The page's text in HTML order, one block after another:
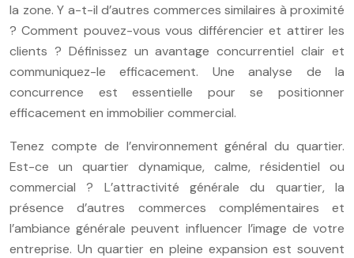
la zone. Y a-t-il d’autres commerces similaires à proximité
? Comment pouvez-vous vous différencier et attirer les
clients ? Définissez un avantage concurrentiel clair et
communiquez-le efficacement. Une analyse de la
concurrence est essentielle pour se positionner
efficacement en immobilier commercial.
Tenez compte de l’environnement général du quartier.
Est-ce un quartier dynamique, calme, résidentiel ou
commercial ? L’attractivité générale du quartier, la
présence d’autres commerces complémentaires et
l’ambiance générale peuvent influencer l’image de votre
entreprise. Un quartier en pleine expansion est souvent